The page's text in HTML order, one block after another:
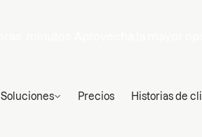
Soluciones Precios Historias de